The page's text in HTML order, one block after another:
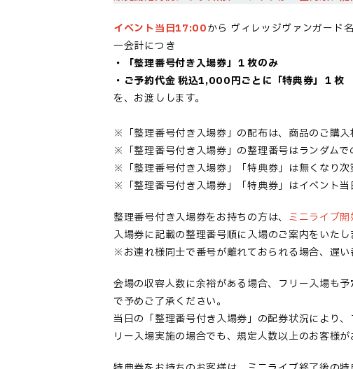
イベント当日17:00から ヴィレッジヴァンガード
一会計につき
・「整理番号付き入場券」１枚のみ
・ご予約代金 税込1,000円ごとに「特典券」１枚
を、お渡しします。
※「整理番号付き入場券」の配布は、商品のご購
※「整理番号付き入場券」の整理番号はランダムで
※「整理番号付き入場券」「特典券」は無くなり次
※「整理番号付き入場券」「特典券」はイベント当
整理番号付き入場券をお持ちの方は、 ミニライブ
入場券に記載の整理番号順に入場のご案内をいたし
※お連れ様同士で番号が離れておられる場合、遅い
会場の収容人数に余裕がある場合、フリー入場も
で予めご了承ください。
当日の「整理番号付き入場券」の配券状況により
リー入場実施の場合でも、規定人数以上のお客様